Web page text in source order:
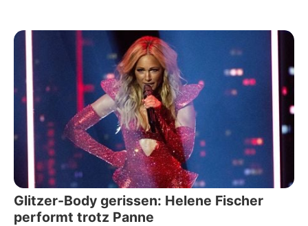
Glitzer-Body gerissen: Helene Fischer
performt trotz Panne